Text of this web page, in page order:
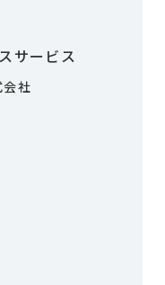
サービス
社